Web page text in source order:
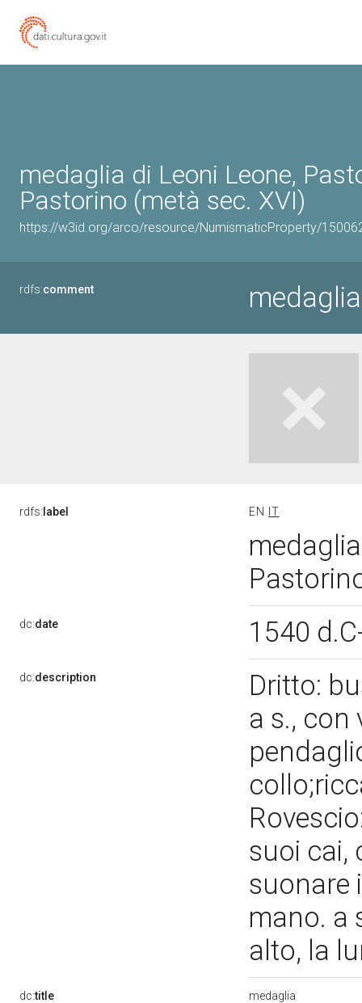
medaglia di Leoni Leone,
Pastorino (metà sec. XVI)
https://w3id.org/arco/resource/NumismaticProperty/
rdfs:comment medaglia
rdfs: label EN IT
dc:date 1540
dc:description
Dritto:
a s.,
suoi cai,
suonare
mano. a
alto, la
dc:title medaglia